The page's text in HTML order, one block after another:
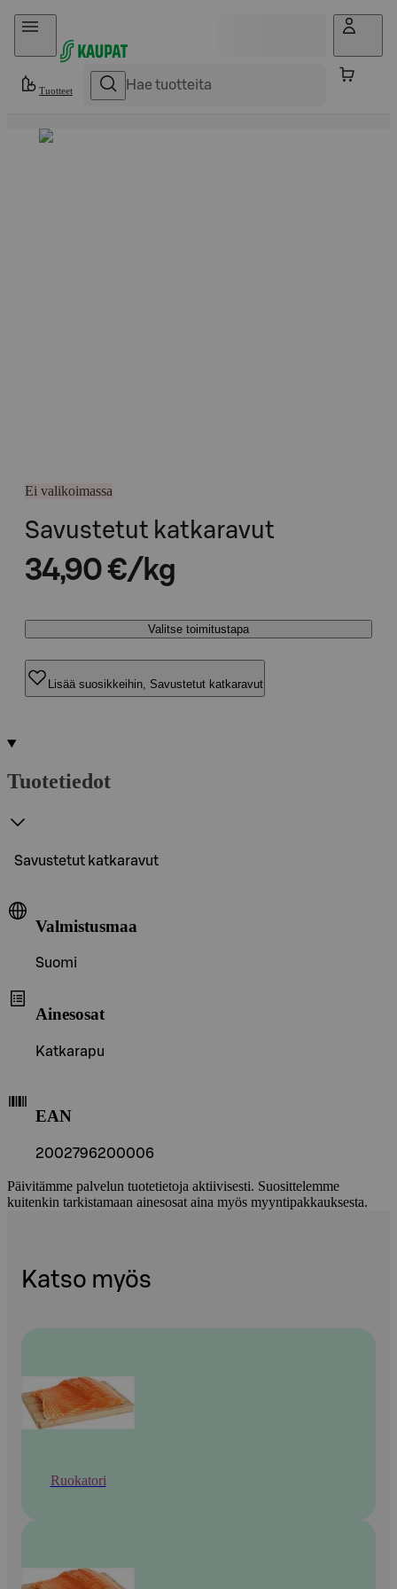
Hyppää sisältöön
Tuotteet
Ei valikoimassa
Savustetut katkaravut
34,90 €/kg
Valitse toimitustapa
Lisää suosikkeihin, Savustetut katkaravut
Tuotetiedot
Savustetut katkaravut
Valmistusmaa
Suomi
Ainesosat
Katkarapu
EAN
2002796200006
Päivitämme palvelun tuotetietoja aktiivisesti. Suosittelemme
kuitenkin tarkistamaan ainesosat aina myös myyntipakkauksesta.
Katso myös
Ruokatori